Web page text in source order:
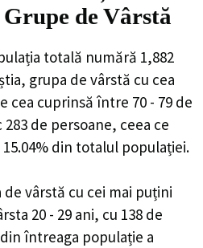
de Vârstă
totală numără 1,882
grupa de vârstă cu cea
cea cuprinsă între 70 - 79 de
de persoane, ceea ce
din totalul populației.
vârstă cu cei mai puțini
20 - 29 ani, cu 138 de
întreaga populație a